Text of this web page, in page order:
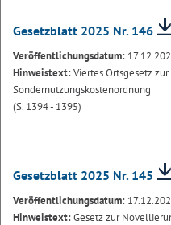
Gesetzblatt 2025 Nr. 146
Veröffentlichungsdatum:
Hinweistext:Viertes Ortsgesetz
Sondernutzungskostenordnung
(S. 1394 - 1395)
Gesetzblatt 2025 Nr. 145
Veröffentlichungsdatum:
Hinweistext:Gesetz zur